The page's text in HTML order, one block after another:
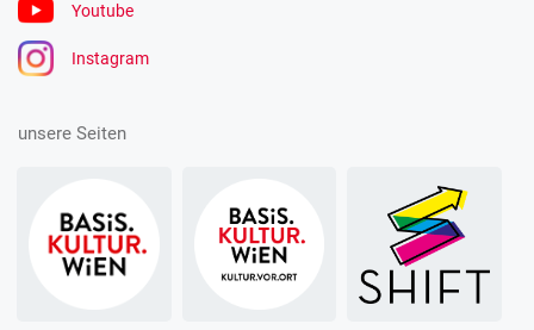
Youtube
Instagram
unsere Seiten